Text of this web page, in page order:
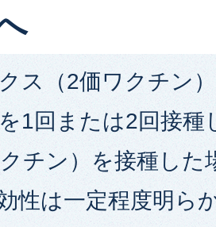
ス（2価ワクチン
1回または2回接種
チン）を接種した
性は一定程度明ら